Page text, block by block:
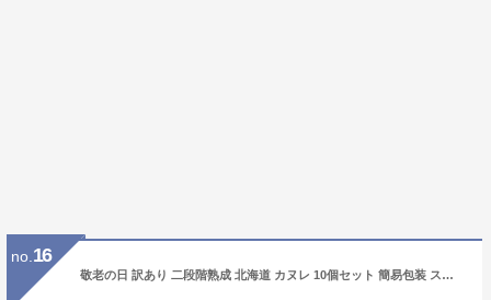
no. 16
敬老の日 訳あり 二段階熟成 北海道 カヌレ 10個セット 簡易包装 スイーツ ギフト お取り寄せ限定 お取り寄せ ケーキ 農水 ハロウィン